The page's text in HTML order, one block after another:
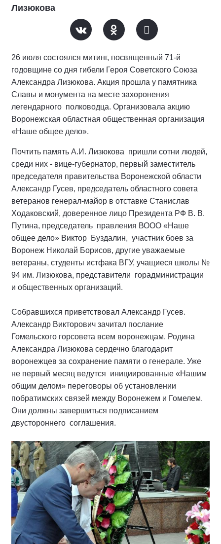
Лизюкова
26 июля состоялся митинг, посвященный 71-й
годовщине со дня гибели Героя Советского Союза
Александра Лизюкова. Акция прошла у памятника
Славы и монумента на месте захоронения
легендарного полководца. Организовала акцию
Воронежская областная общественная организация
«Наше общее дело».
Почтить память А.И. Лизюкова пришли сотни людей,
среди них - вице-губернатор, первый заместитель
председателя правительства Воронежской области
Александр Гусев, председатель областного совета
ветеранов генерал-майор в отставке Станислав
Ходаковский, доверенное лицо Президента РФ В. В.
Путина, председатель правления ВООО «Наше
общее дело» Виктор Буздалин, участник боев за
Воронеж Николай Борисов, другие уважаемые
ветераны, студенты истфака ВГУ, учащиеся школы №
94 им. Лизюкова, представители горадминистрации
и общественных организаций.
Собравшихся приветствовал Александр Гусев.
Александр Викторович зачитал послание
Гомельского горсовета всем воронежцам. Родина
Александра Лизюкова сердечно благодарит
воронежцев за сохранение памяти о генерале. Уже
не первый месяц ведутся инициированные «Нашим
общим делом» переговоры об установлении
побратимских связей между Воронежем и Гомелем.
Они должны завершиться подписанием
двустороннего соглашения.